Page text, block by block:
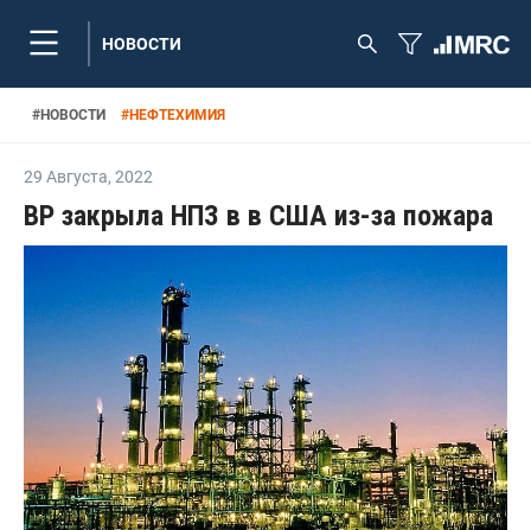
НОВОСТИ
#НОВОСТИ #НЕФТЕХИМИЯ
29 Августа, 2022
BP закрыла НПЗ в в США из-за пожара